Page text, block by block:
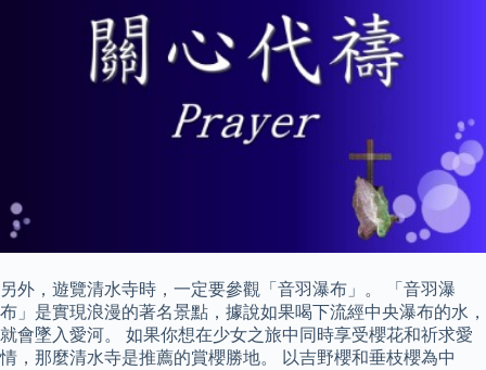
另外，遊覽清水寺時，一定要參觀「音羽瀑布」。 「音羽瀑
布」是實現浪漫的著名景點，據說如果喝下流經中央瀑布的水，
就會墜入愛河。 如果你想在少女之旅中同時享受櫻花和祈求愛
情，那麼清水寺是推薦的賞櫻勝地。 以吉野櫻和垂枝櫻為中